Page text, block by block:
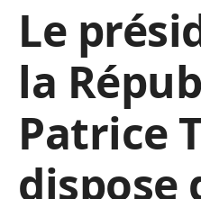
Le
la
Patrice
dispose